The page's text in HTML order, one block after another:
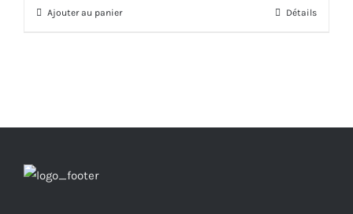
Ajouter au panier Détails